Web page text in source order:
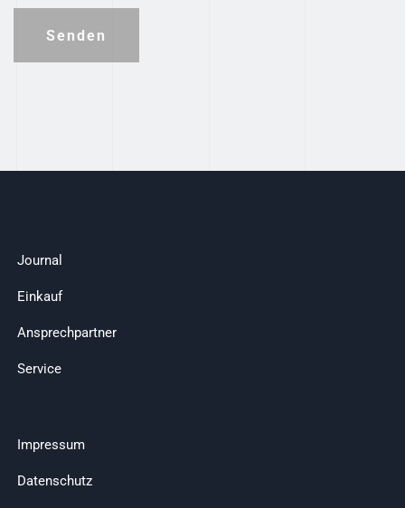
Senden
Journal
Einkauf
Ansprechpartner
Service
Impressum
Datenschutz